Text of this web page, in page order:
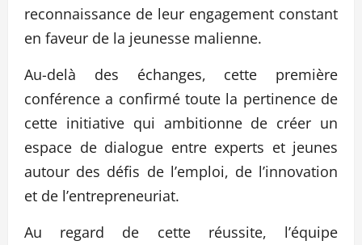
reconnaissance de leur engagement constant
en faveur de la jeunesse malienne.
Au-delà des échanges, cette première
conférence a confirmé toute la pertinence de
cette initiative qui ambitionne de créer un
espace de dialogue entre experts et jeunes
autour des défis de l’emploi, de l’innovation
et de l’entrepreneuriat.
Au regard de cette réussite, l’équipe